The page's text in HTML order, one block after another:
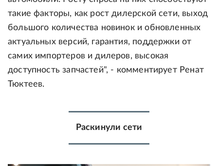
такие факторы, как рост дилерской сети, выход
большого количества новинок и обновленных
актуальных версий, гарантия, поддержки от
самих импортеров и дилеров, высокая
доступность запчастей", - комментирует Ренат
Тюктеев.
Раскинули сети